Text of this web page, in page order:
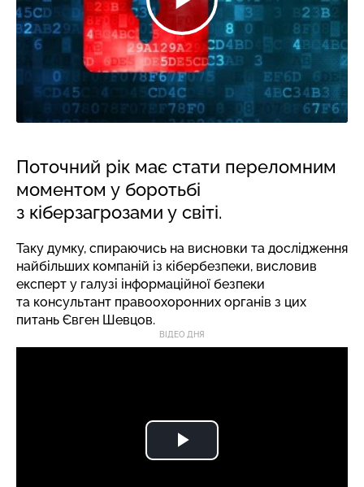
Поточний рік має стати переломним
моментом у боротьбі
з кіберзагрозами у світі.
Таку думку, спираючись на висновки та дослідження
найбільших компаній із кібербезпеки, висловив
експерт у галузі інформаційної безпеки
та консультант правоохоронних органів з цих
питань Євген Шевцов.
ВІДЕО ДНЯ